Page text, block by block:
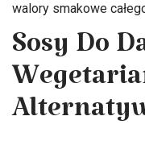
walory smakowe
Sosy Do